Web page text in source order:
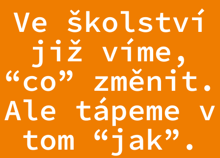
Ve školství
již víme,
“co” změnit.
Ale tápeme v
tom “jak”.